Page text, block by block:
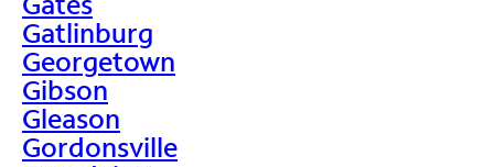
Gatlinburg
Georgetown
Gibson
Gleason
Gordonsville